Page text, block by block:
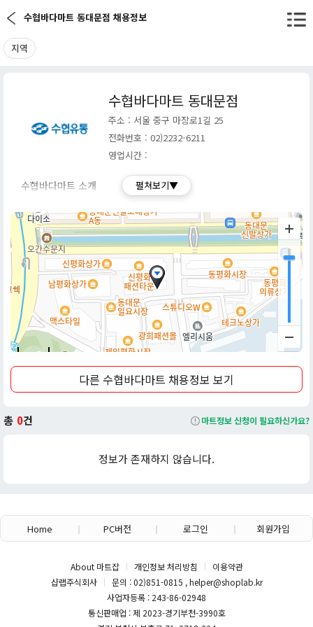
수협바다마트 동대문점 채용정보
지역
수협바다마트 동대문점
주소 : 서울 중구 마장로1길 25
전화번호 : 02)2232-6211
영업시간 :
수협바다마트 소개
수협바다마트는 수협중앙회 또는 지역 수협에서 운영하는 대형 할
인마트 체인입니다. '바다마트'라는 이름처럼, 신선한 수산물을 비
롯하여 정육, 청과, 공산품 등 일반적인 마트 상품을 모두 취급하는
종합 유통 공간입니다.
특히, 산지 직송 시스템을 통해 신선하고 품질 좋은 수산물을 합리
적인 가격에 제공하는 것이 가장 큰 특징이며, 지역 농축산물 코너
를 활성화하여 지역 경제 발전에 기여하고 있습니다. 일반적으로 대
형마트 형태를 갖추고 있어 생활 필수품 구매부터 신선식품까지 원
스톱 쇼핑이 가능하며, 다양한 할인 행사와 멤버십 제도를 통해 고
객들에게 실질적인 혜택을 제공하고 있습니다.
수협의 공익적 역할을 수행하며 신뢰도 높은 유통 서비스 제공을 목
*본 내용은 마트잡 AI를 활용해 작성되었습니다.*
펼쳐보기▼
다른 수협바다마트 채용정보 보기
총 0건 마트정보 신청이 필요하신가요?
정보가 존재하지 않습니다.
Home PC버전 로그인 회원가입
About 마트잡 개인정보 처리방침
이용약관
샵랩주식회사
문의 : 02)851-0815 , helper@shoplab.kr
사업자등록 : 243-86-02948
통신판매업 : 제 2023-경기부천-3990호